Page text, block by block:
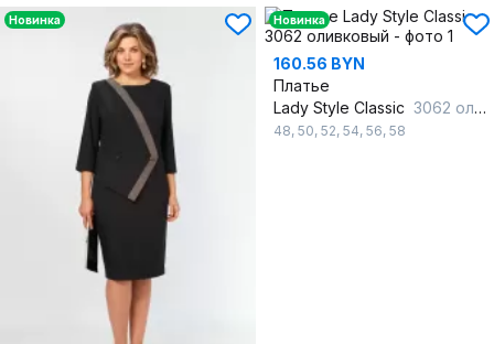
Новинка Новинка
160.56 BYN
Платье
Lady Style Classic 3062 оливковый
48, 50, 52, 54, 56, 58